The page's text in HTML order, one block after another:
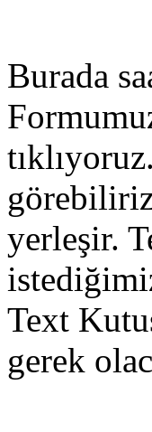
Burada
yerleşir.
Text
gerek